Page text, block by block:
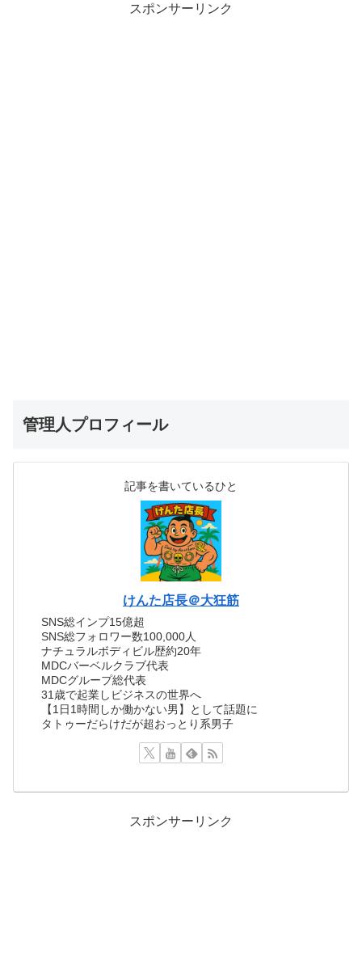
スポンサーリンク
管理人プロフィール
記事を書いているひと
けんた店長＠大狂筋
SNS総インプ15億超
SNS総フォロワー数100,000人
ナチュラルボディビル歴約20年
MDCバーベルクラブ代表
MDCグループ総代表
31歳で起業しビジネスの世界へ
【1日1時間しか働かない男】として話題に
タトゥーだらけだが超おっとり系男子
スポンサーリンク